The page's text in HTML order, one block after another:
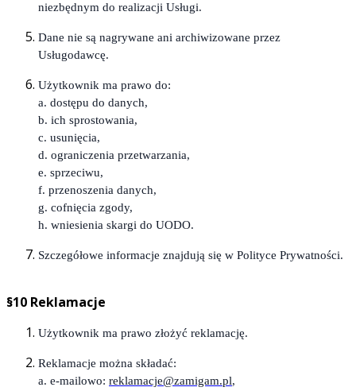
niezbędnym do realizacji Usługi.
Dane nie są nagrywane ani archiwizowane przez
Usługodawcę.
Użytkownik ma prawo do:
a. dostępu do danych,
b. ich sprostowania,
c. usunięcia,
d. ograniczenia przetwarzania,
e. sprzeciwu,
f. przenoszenia danych,
g. cofnięcia zgody,
h. wniesienia skargi do UODO.
Szczegółowe informacje znajdują się w Polityce Prywatności.
§10 Reklamacje
Użytkownik ma prawo złożyć reklamację.
Reklamacje można składać:
a. e-mailowo: reklamacje@zamigam.pl,